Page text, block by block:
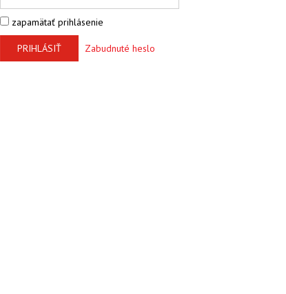
zapamätať prihlásenie
PRIHLÁSIŤ Zabudnuté heslo